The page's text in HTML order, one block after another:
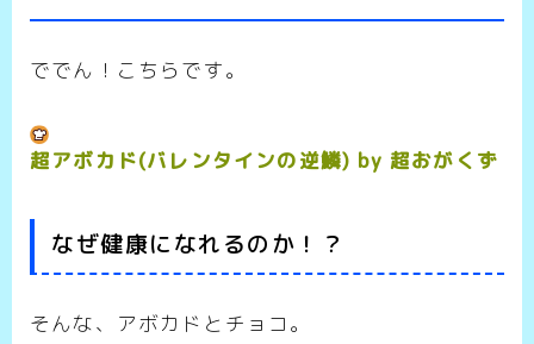
ででん！こちらです。
超アボカド(バレンタインの逆鱗) by 超おがくず
なぜ健康になれるのか！？
そんな、アボカドとチョコ。